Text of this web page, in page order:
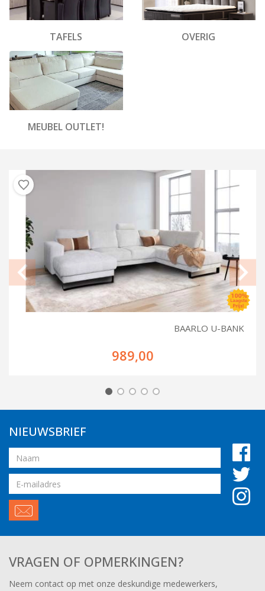
TAFELS OVERIG
MEUBEL OUTLET!
BAARLO U-BANK
989,00
NIEUWSBRIEF
Naam
Email
adres
VRAGEN OF OPMERKINGEN?
Neem contact op met onze deskundige medewerkers,